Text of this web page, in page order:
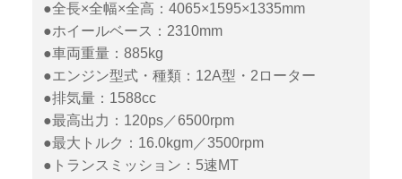
●全長×全幅×全高：4065×1595×1335mm
●ホイールベース：2310mm
●車両重量：885kg
●エンジン型式・種類：12A型・2ローター
●排気量：1588cc
●最高出力：120ps／6500rpm
●最大トルク：16.0kgm／3500rpm
●トランスミッション：5速MT